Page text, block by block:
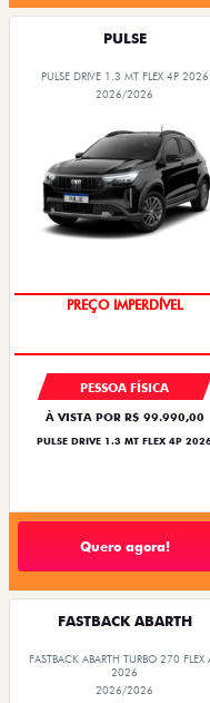
PULSE
PULSE DRIVE 1.3 MT FLEX 4P 2026
2026/2026
PREÇO IMPERDÍVEL
PESSOA FÍSICA
À VISTA POR R$ 99.990,00
PULSE DRIVE 1.3 MT FLEX 4P
Quero agora!
FASTBACK ABARTH
FASTBACK ABARTH TURBO 270 FLEX
2026
2026/2026